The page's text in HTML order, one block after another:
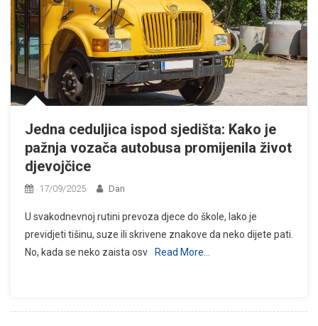
Jedna ceduljica ispod sjedišta: Kako je
pažnja vozača autobusa promijenila život
djevojčice
17/09/2025 Dan
U svakodnevnoj rutini prevoza djece do škole, lako je
previdjeti tišinu, suze ili skrivene znakove da neko dijete pati.
No, kada se neko zaista osv
Read More…